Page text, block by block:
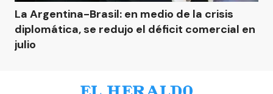
La Argentina-Brasil: en medio de la crisis
diplomática, se redujo el déficit comercial en
julio